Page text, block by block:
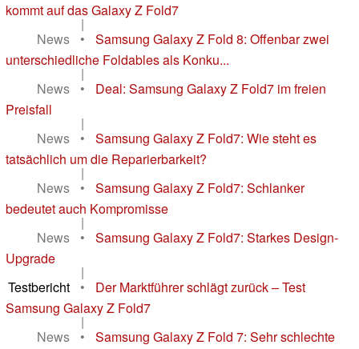
kommt auf das Galaxy Z Fold7
|
News
•
Samsung Galaxy Z Fold 8: Offenbar zwei
unterschiedliche Foldables als Konku...
|
News
•
Deal: Samsung Galaxy Z Fold7 im freien
Preisfall
|
News
•
Samsung Galaxy Z Fold7: Wie steht es
tatsächlich um die Reparierbarkeit?
|
News
•
Samsung Galaxy Z Fold7: Schlanker
bedeutet auch Kompromisse
|
News
•
Samsung Galaxy Z Fold7: Starkes Design-
Upgrade
|
Testbericht
•
Der Marktführer schlägt zurück – Test
Samsung Galaxy Z Fold7
|
News
•
Samsung Galaxy Z Fold 7: Sehr schlechte